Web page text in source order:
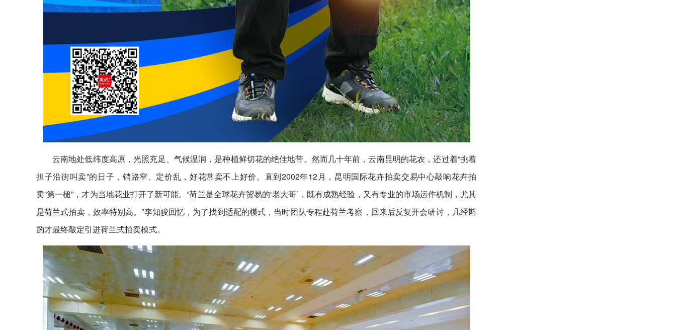
云南地处低纬度高原，光照充足、气候温润，是种植鲜切花的绝佳地带。然而几十年前，云南昆明的花农，还过着“挑着
担子沿街叫卖”的日子，销路窄、定价乱，好花常卖不上好价。直到2002年12月，昆明国际花卉拍卖交易中心敲响花卉拍
卖“第一槌”，才为当地花业打开了新可能。“荷兰是全球花卉贸易的‘老大哥’，既有成熟经验，又有专业的市场运作机制，尤其
是荷兰式拍卖，效率特别高。”李知骏回忆，为了找到适配的模式，当时团队专程赴荷兰考察，回来后反复开会研讨，几经斟
酌才最终敲定引进荷兰式拍卖模式。